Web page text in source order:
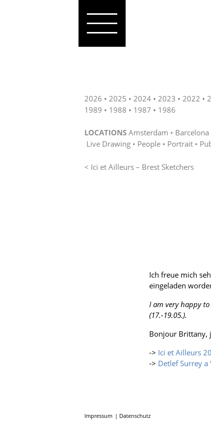
2026 2025 2024 2023 2022
1989
1988 1987 1986
LOCATIONS Amsterdam Barcelona
Live Drawing
People Portrait
< Ici et Ailleurs – Brest Sketchers
Ich freue mich
eingeladen
I am very happy to
(17.-19.05.).
Bonjour Brittany,
-> Ici et Ailleurs
-> Detlef Surrey a
Impressum Datenschutz